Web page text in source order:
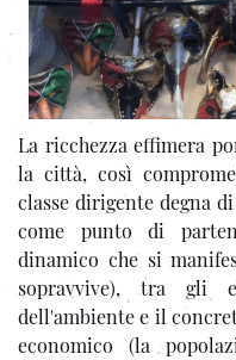
La ricchezza effimera
la città, così
classe dirigente degna
come punto di
dinamico che si
sopravvive), tra gli
dell'ambiente e il
economico (la